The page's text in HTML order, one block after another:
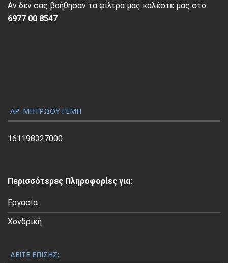
α
ς
Β
ί
Αν δεν σας βοήθησαν τα φίλτρα μας καλέστε μας στο
6977 00 8547
ΑΡ. ΜΗΤΡΏΟΥ ΓΕΜΗ
161198327000
Περισσότερες Πληροφορίες για:
Εργασία
Χονδρική
ΔΕΊΤΕ ΕΠΊΣΗΣ: